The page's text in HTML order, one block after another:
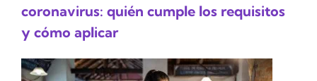
coronavirus: quién cumple los requisitos
y cómo aplicar